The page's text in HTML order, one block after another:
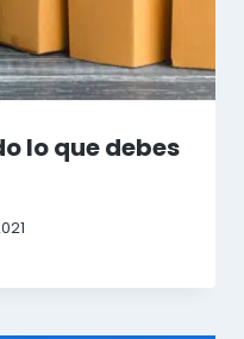
lo que debes